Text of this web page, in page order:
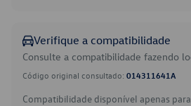
Verifique a compatibilidade
Consulte a compatibilidade fazendo
Código original consultado: 014311641A
Compatibilidade disponível apenas